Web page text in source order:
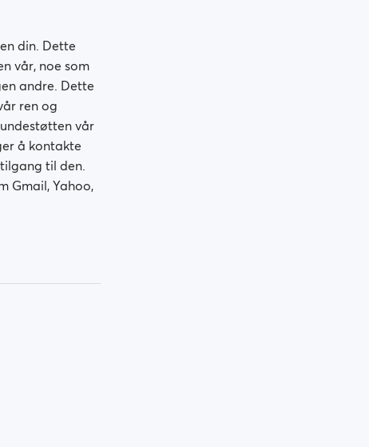
din. Dette
vår, noe som
andre. Dette
ren og
vår
å kontakte
til den.
Gmail, Yahoo,